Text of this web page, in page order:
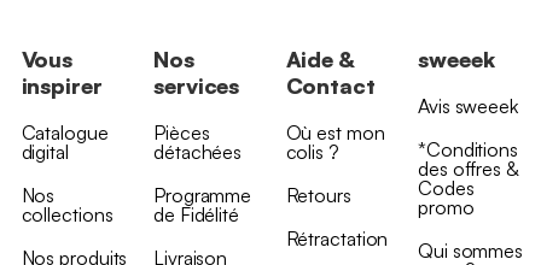
Vous
inspirer
Catalogue
digital
Nos
collections
Nos produits
Nos
services
Pièces
détachées
Programme
de Fidélité
Livraison
Aide &
Contact
Où est mon
colis ?
Retours
Rétractation
sweeek
Avis sweeek
*Conditions
des offres &
Codes
promo
Qui sommes